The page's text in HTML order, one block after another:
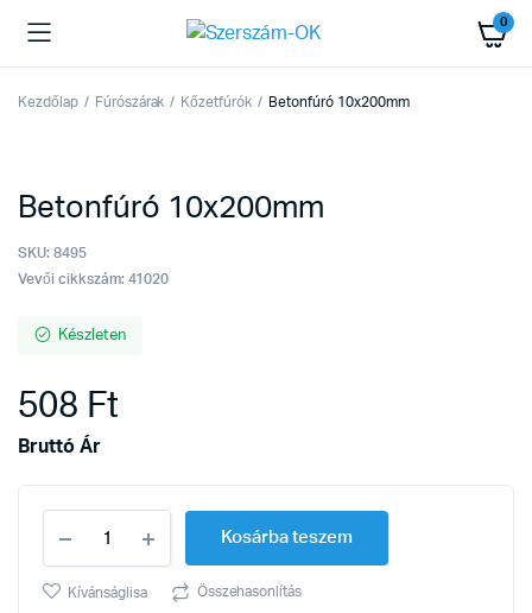
0
Kezdőlap Fúrószárak Kőzetfúrók Betonfúró 10x200mm
Betonfúró 10x200mm
SKU: 8495
Vevői cikkszám: 41020
Készleten
508 Ft
Bruttó Ár
10x200mm
quantity
Kosárba teszem
Kívánságlisa Összehasonlítás